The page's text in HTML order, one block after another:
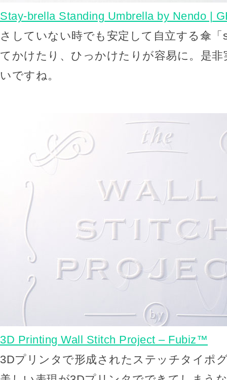
Stay-brella Standing Umbrella by Nendo |
さしていない時でも安定して自立する傘「
てかけたり、ひっかけたりが容易に。是
いですね。
3D Printing Wall Stitch Project – Fubiz™
3Dプリンタで形成されたステッチタイポ